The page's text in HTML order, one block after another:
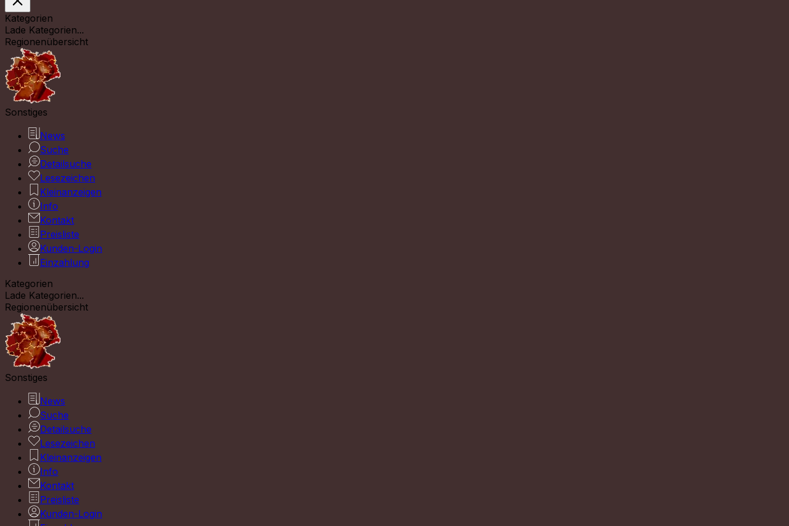
Kategorien
Lade Kategorien...
Regionenübersicht
Sonstiges
News
Suche
Detailsuche
Lesezeichen
Kleinanzeigen
Info
Kontakt
Preisliste
Kunden-Login
Einzahlung
Kategorien
Lade Kategorien...
Regionenübersicht
Sonstiges
News
Suche
Detailsuche
Lesezeichen
Kleinanzeigen
Info
Kontakt
Preisliste
Kunden-Login